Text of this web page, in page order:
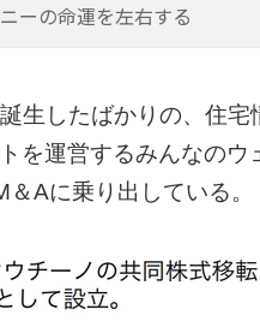
ーの命運を左右する
生したばかりの、住宅
を運営するみんなのウ
Aに乗り出している。